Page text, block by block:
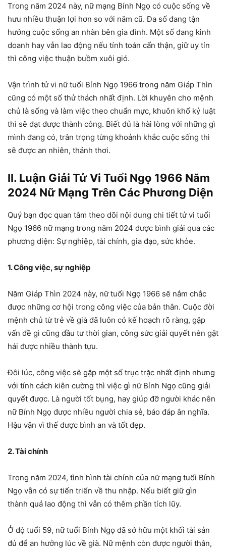
Trong năm 2024 này, nữ mạng Bính Ngọ có cuộc sống về
hưu nhiều thuận lợi hơn so với năm cũ. Đa số đang tận
hưởng cuộc sống an nhàn bên gia đình. Một số đang kinh
doanh hay vẫn lao động nếu tính toán cẩn thận, giữ uy tín
thì công việc thuận buồm xuôi gió.
Vận trình tử vi nữ tuổi Bính Ngọ 1966 trong năm Giáp Thìn
cũng có một số thử thách nhất định. Lời khuyên cho mệnh
chủ là sống và làm việc theo chuẩn mực, khuôn khổ kỷ luật
thì sẽ đạt được thành công. Biết đủ là hài lòng với những gì
mình đang có, trân trọng từng khoảnh khắc cuộc sống thì
sẽ được an nhiên, thảnh thơi.
II. Luận Giải Tử Vi Tuổi Ngọ 1966 Năm
2024 Nữ Mạng Trên Các Phương Diện
Quý bạn đọc quan tâm theo dõi nội dung chi tiết tử vi tuổi
Ngọ 1966 nữ mạng trong năm 2024 được bình giải qua các
phương diện: Sự nghiệp, tài chính, gia đạo, sức khỏe.
1. Công việc, sự nghiệp
Năm Giáp Thìn 2024 này, nữ tuổi Ngọ 1966 sẽ nắm chắc
được những cơ hội trong công việc của bản thân. Cuộc đời
mệnh chủ từ trẻ về già đã luôn có kế hoạch rõ ràng, gặp
vấn đề gì cũng đầu tư thời gian, công sức giải quyết nên gặt
hái được nhiều thành tựu.
Đôi lúc, công việc sẽ gặp một số trục trặc nhất định nhưng
với tính cách kiên cường thì việc gì nữ Bính Ngọ cũng giải
quyết được. Là người tốt bụng, hay giúp đỡ người khác nên
nữ Bính Ngọ được nhiều người chia sẻ, báo đáp ân nghĩa.
Hậu vận vì thế được bình an và tốt đẹp.
2. Tài chính
Trong năm 2024, tình hình tài chính của nữ mạng tuổi Bính
Ngọ vẫn có sự tiến triển về thu nhập. Nếu biết giữ gìn
thành quả lao động thì vẫn có thêm phần tích lũy.
Ở độ tuổi 59, nữ tuổi Bính Ngọ đã sở hữu một khối tài sản
đủ để an hưởng lúc về già. Nữ mệnh còn được người thân,